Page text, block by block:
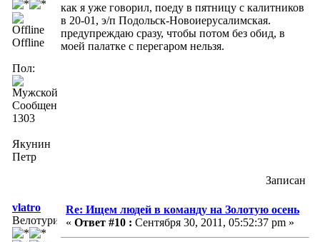
Offline
Пол:
Сообщений:
1303
Якунин
Петр
как я уже говорил, поеду в пятницу с калитников
в 20-01, э/п Подольск-Новоиерусалимская.
предупреждаю сразу, чтобы потом без обид, в
моей палатке с перегаром нельзя.
Записан
vlatro
Велотурист
Re: Ищем людей в команду на Золотую осень
« Ответ #10 : Сентября 30, 2011, 05:52:37 pm »